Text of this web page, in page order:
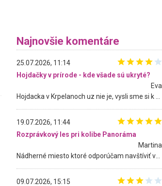
Najnovšie komentáre
25.07.2026, 11:14
Hojdačky v prírode - kde všade sú ukryté?
Eva
19.07.2026, 11:44
Rozprávkový les pri kolibe Panoráma
Martina
09.07.2026, 15:15